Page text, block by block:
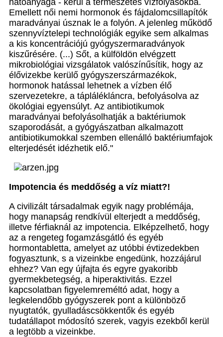
Emellett női nemi hormonok és fájdalomcsillapítók
maradványai úsznak le a folyón. A jelenleg működő
szennyvíztelepi technológiák egyike sem alkalmas
a kis koncentrációjú gyógyszermaradványok
kiszűrésére. (...) Sőt, a külföldön elvégzett
mikrobiológiai vizsgálatok valószínűsítik, hogy az
élővizekbe kerülő gyógyszerszármazékok,
hormonok hatással lehetnek a vízben élő
szervezetekre, a táplálékláncra, befolyásolva az
ökológiai egyensúlyt. Az antibiotikumok
maradványai befolyásolhatják a baktériumok
szaporodását, a gyógyászatban alkalmazott
antibiotikumokkal szemben ellenálló baktériumfajok
elterjedését idézhetik elő."
Impotencia és meddőség a víz miatt?!
A civilizált társadalmak egyik nagy problémája,
hogy manapság rendkívül elterjedt a meddőség,
illetve férfiaknál az impotencia. Elképzelhető, hogy
az a rengeteg fogamzásgátló és egyéb
hormontabletta, amelyet az utóbbi évtizedekben
fogyasztunk, s a vizeinkbe engedünk, hozzájárul
ehhez? Van egy újfajta és egyre gyakoribb
gyermekbetegség, a hiperaktivitás. Ezzel
kapcsolatban figyelemreméltó adat, hogy a
legkelendőbb gyógyszerek pont a különböző
nyugtatók, gyulladáscsökkentők és egyéb
tudatállapot módosító szerek, vagyis ezekből kerül
a legtöbb a vizeinkbe.